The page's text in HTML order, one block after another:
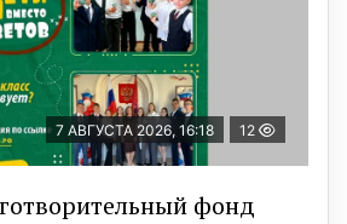
7 АВГУСТА 2026, 16:18 12
фонд